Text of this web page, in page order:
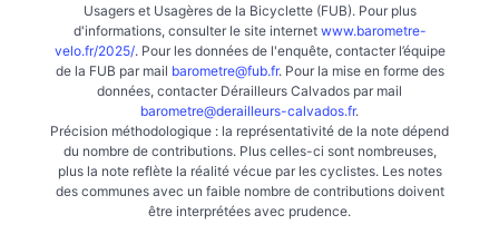
Usagers et Usagères de la Bicyclette (FUB). Pour plus
d'informations, consulter le site internet www.barometre-
velo.fr/2025/. Pour les données de l'enquête, contacter l’équipe
de la FUB par mail barometre@fub.fr. Pour la mise en forme des
données, contacter Dérailleurs Calvados par mail
barometre@derailleurs-calvados.fr.
Précision méthodologique : la représentativité de la note dépend
du nombre de contributions. Plus celles-ci sont nombreuses,
plus la note reflète la réalité vécue par les cyclistes. Les notes
des communes avec un faible nombre de contributions doivent
être interprétées avec prudence.